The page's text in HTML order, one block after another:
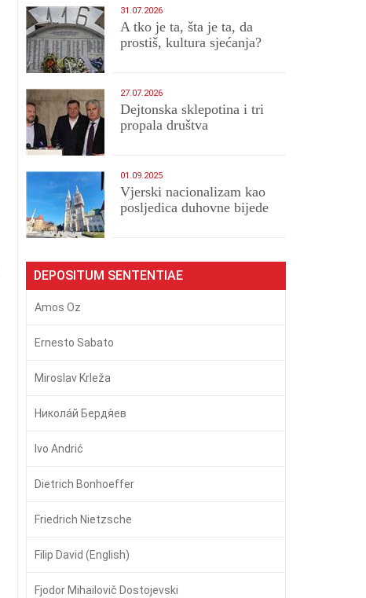
31.07.2026
A tko je ta, šta je ta, da
prostiš, kultura sjećanja?
27.07.2026
Dejtonska sklepotina i tri
propala društva
01.09.2025
​Vjerski nacionalizam kao
posljedica duhovne bijede
DEPOSITUM SENTENTIAE
Amos Oz
Ernesto Sabato
Miroslav Krleža
Никола́й Бердя́ев
Ivo Andrić
Dietrich Bonhoeffer
Friedrich Nietzsche
Filip David (English)
Fjodor Mihailovič Dostojevski